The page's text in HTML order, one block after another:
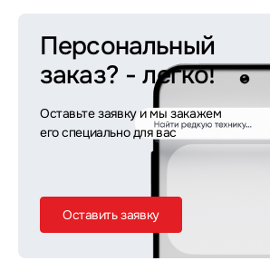
Персональный
заказ? - легко!
Оставьте заявку и мы закажем
его специально для вас
Оставить заявку